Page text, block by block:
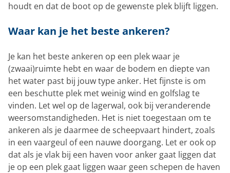
houdt en dat de boot op de gewenste plek blijft liggen.
Waar kan je het beste ankeren?
Je kan het beste ankeren op een plek waar je
(zwaai)ruimte hebt en waar de bodem en diepte van
het water past bij jouw type anker. Het fijnste is om
een beschutte plek met weinig wind en golfslag te
vinden. Let wel op de lagerwal, ook bij veranderende
weersomstandigheden. Het is niet toegestaan om te
ankeren als je daarmee de scheepvaart hindert, zoals
in een vaargeul of een nauwe doorgang. Let er ook op
dat als je vlak bij een haven voor anker gaat liggen dat
je op een plek gaat liggen waar geen schepen de haven